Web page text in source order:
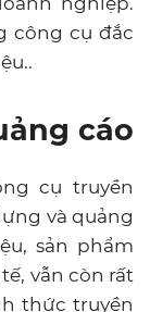
công cụ đắc
cáo
cụ truyền
và quảng
sản phẩm
vẫn còn rất
thức truyền